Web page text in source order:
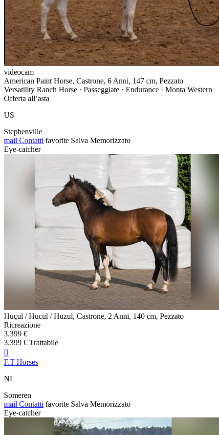
videocam
American Paint Horse, Castrone, 6 Anni, 147 cm, Pezzato
Versatility Ranch Horse · Passeggiate · Endurance · Monta Western
Offerta all’asta
US
Stephenville
mail Contatti favorite Salva Memorizzato
Eye-catcher
Huçul / Hucul / Huzul, Castrone, 2 Anni, 140 cm, Pezzato
Ricreazione
3.399 €
3.399 € Trattabile

F.T Horses
NL
Someren
mail Contatti favorite Salva Memorizzato
Eye-catcher